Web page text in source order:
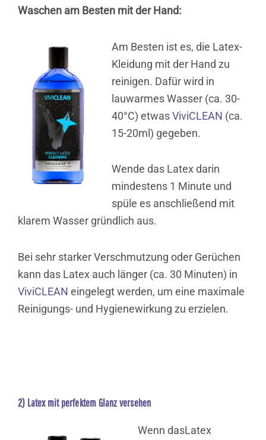
Waschen am Besten mit der Hand:
Am Besten ist es, die Latex-
Kleidung mit der Hand zu
reinigen. Dafür wird in
lauwarmes Wasser (ca. 30-
40°C) etwasViviCLEAN (ca.
15-20ml) gegeben.
Wende das Latex darin
mindestens 1 Minute und
spüle es anschließend mit
klarem Wasser gründlich aus.
Bei sehr starker Verschmutzung oder Gerüchen
kann das Latex auch länger (ca. 30 Minuten) in
ViviCLEAN eingelegt werden, um eine maximale
Reinigungs- und Hygienewirkung zu erzielen.
2) Latex mit perfektem Glanz versehen
Wenn dasLatex